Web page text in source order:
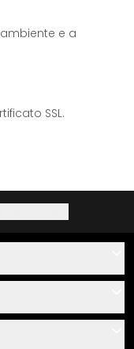
e a
SSL.